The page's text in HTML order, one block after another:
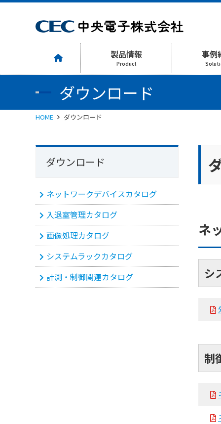
製品情報
Product
事例
ダウンロード
HOME ダウンロード
ネ
シ
制
ダウンロード
ネットワークデバイスカタログ
入退室管理カタログ
画像処理カタログ
システムラックカタログ
計測・制御関連カタログ